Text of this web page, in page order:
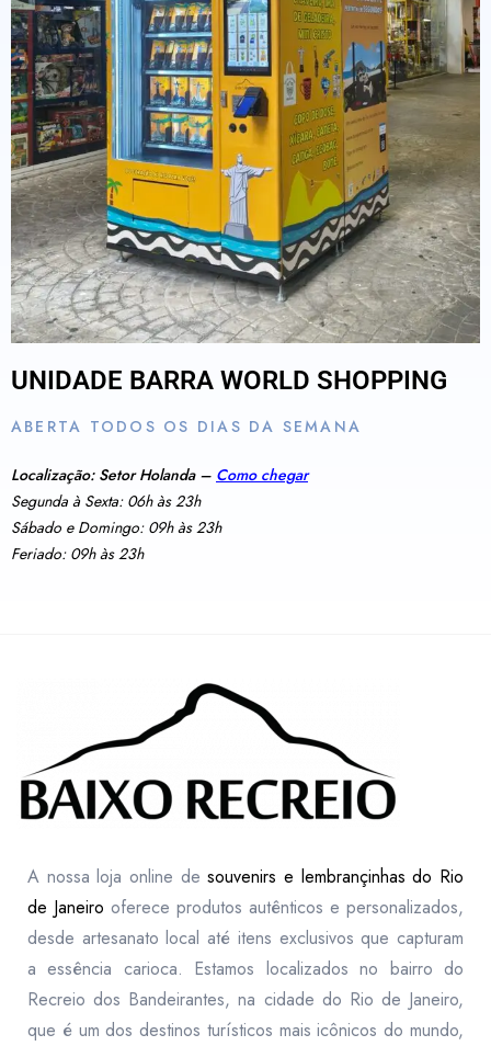
UNIDADE BARRA WORLD SHOPPING
ABERTA TODOS OS DIAS DA SEMANA
Localização: Setor Holanda – Como chegar
Segunda à Sexta: 06h às 23h
Sábado e Domingo: 09h às 23h
Feriado: 09h às 23h
A nossa loja online desouvenirs e lembrançinhas do Rio
de Janeiro oferece produtos autênticos e personalizados,
desde artesanato local até itens exclusivos que capturam
a essência carioca. Estamos localizados no bairro do
Recreio dos Bandeirantes, na cidade do Rio de Janeiro,
que é um dos destinos turísticos mais icônicos do mundo,